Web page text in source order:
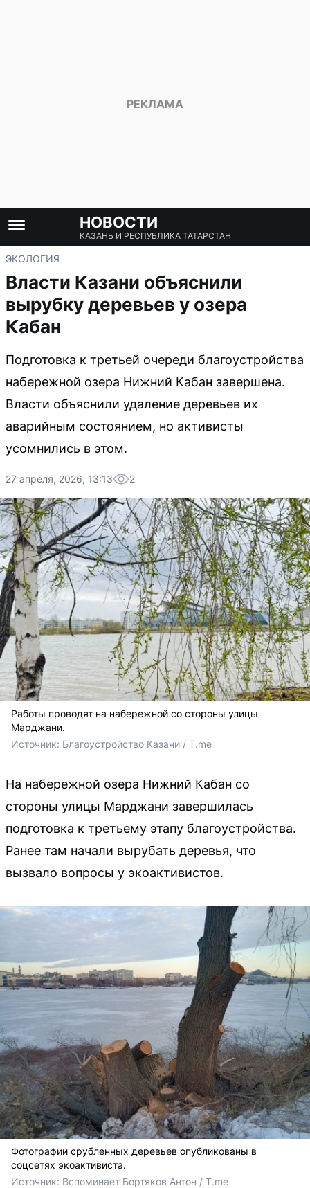
НОВОСТИ
КАЗАНЬ И РЕСПУБЛИКА ТАТАРСТАН
ЭКОЛОГИЯ
Власти Казани объяснили
вырубку деревьев у озера
Кабан
Подготовка к третьей очереди благоустройства
набережной озера Нижний Кабан завершена.
Власти объяснили удаление деревьев их
аварийным состоянием, но активисты
усомнились в этом.
27 апреля, 2026, 13:13 2
Работы проводят на набережной со стороны улицы
Марджани.
Источник: Благоустройство Казани / T.me
На набережной озера Нижний Кабан со
стороны улицы Марджани завершилась
подготовка к третьему этапу благоустройства.
Ранее там начали вырубать деревья, что
вызвало вопросы у экоактивистов.
Фотографии срубленных деревьев опубликованы в
соцсетях экоактивиста.
Источник: Вспоминает Бортяков Антон / T.me